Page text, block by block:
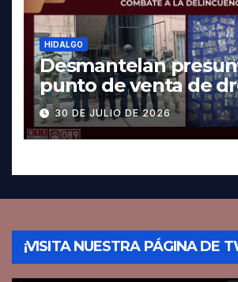
HIDALGO
Desmantelan
punto de venta de
Pachuca; hay dos
30 DE JULIO DE 2026
¡VISITA NUESTRA PÁGINA DE